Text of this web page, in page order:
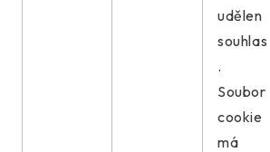
udělen
souhlas
.
Soubor
cookie
má